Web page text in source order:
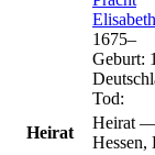
Elisabeth
1675–
Geburt:
Tod:
Heirat
Heirat
Hessen,